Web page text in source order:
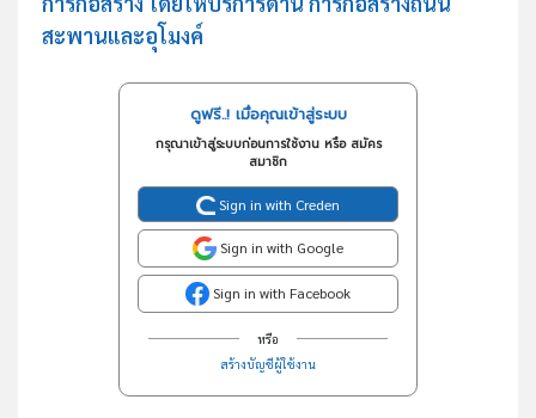
สะพานและอุโมงค์
ดูฟรี..! เมื่อคุณเข้าสู่ระบบ
กรุณาเข้าสู่ระบบก่อนการใช้งาน หรือ สมัคร
สมาชิก
Sign in with Creden
Sign in with Google
Sign in with Facebook
หรือ
สร้างบัญชีผู้ใช้งาน